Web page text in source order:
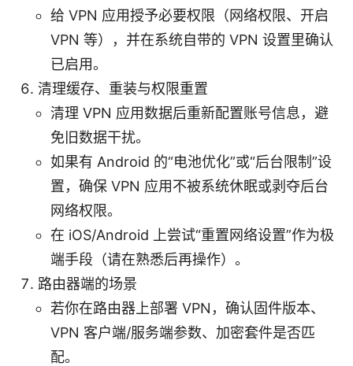
给 VPN 应用授予必要权限（网络权限、开启
VPN 等），并在系统自带的 VPN 设置里确认
已启用。
清理缓存、重装与权限重置
清理 VPN 应用数据后重新配置账号信息，避
免旧数据干扰。
如果有 Android 的“电池优化”或“后台限制”设
置，确保 VPN 应用不被系统休眠或剥夺后台
网络权限。
在 iOS/Android 上尝试“重置网络设置”作为极
端手段（请在熟悉后再操作）。
路由器端的场景
若你在路由器上部署 VPN，确认固件版本、
VPN 客户端/服务端参数、加密套件是否匹
配。